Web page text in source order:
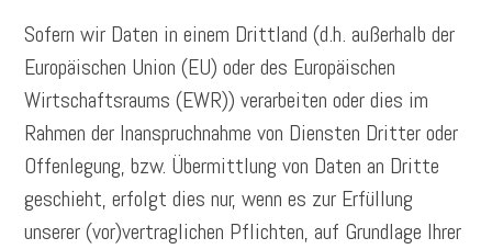
Sofern wir Daten in einem Drittland (d.h. außerhalb der
Europäischen Union (EU) oder des Europäischen
Wirtschaftsraums (EWR)) verarbeiten oder dies im
Rahmen der Inanspruchnahme von Diensten Dritter oder
Offenlegung, bzw. Übermittlung von Daten an Dritte
geschieht, erfolgt dies nur, wenn es zur Erfüllung
unserer (vor)vertraglichen Pflichten, auf Grundlage Ihrer